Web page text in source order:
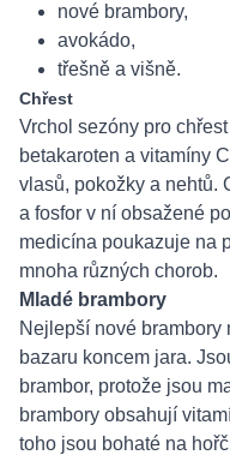
nové brambory,
avokádo,
třešně a višně.
Chřest
Vrchol sezóny pro
betakaroten a vitamíny
vlasů, pokožky a nehtů.
a fosfor v ní obsažené
medicína poukazuje na
mnoha různých chorob.
Mladé brambory
Nejlepší nové brambory
bazaru koncem jara.
brambor, protože jsou
brambory obsahují
toho jsou bohaté na